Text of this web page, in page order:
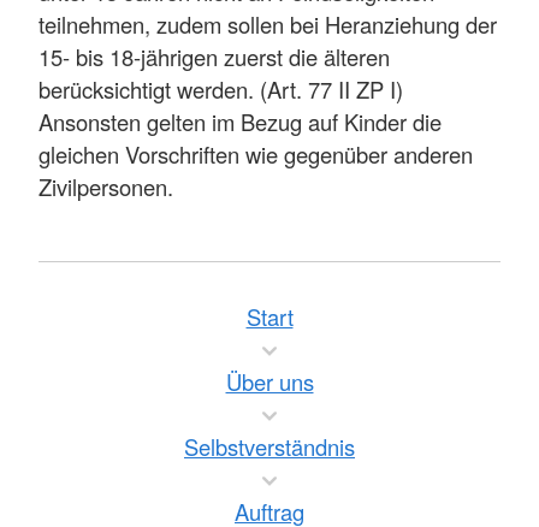
teilnehmen, zudem sollen bei Heranziehung der
15- bis 18-jährigen zuerst die älteren
berücksichtigt werden. (Art. 77 II ZP I)
Ansonsten gelten im Bezug auf Kinder die
gleichen Vorschriften wie gegenüber anderen
Zivilpersonen.
Start
Über uns
Selbstverständnis
Auftrag